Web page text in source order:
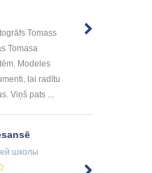
Tomass
Tomasa
Modeles
lai radītu
Viņš pats ...
школы